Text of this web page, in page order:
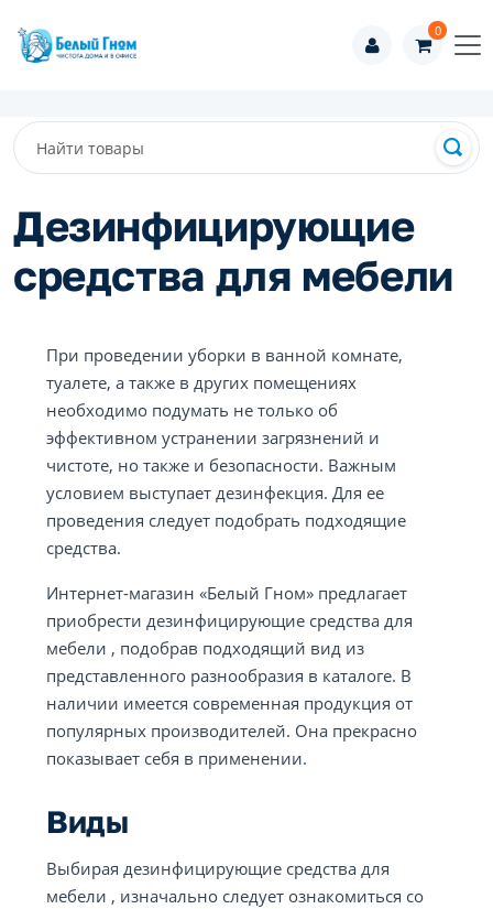
0
Дезинфицирующие
средства для мебели
При проведении уборки в ванной комнате,
туалете, а также в других помещениях
необходимо подумать не только об
эффективном устранении загрязнений и
чистоте, но также и безопасности. Важным
условием выступает дезинфекция. Для ее
проведения следует подобрать подходящие
средства.
Интернет-магазин «Белый Гном» предлагает
приобрести дезинфицирующие средства для
мебели , подобрав подходящий вид из
представленного разнообразия в каталоге. В
наличии имеется современная продукция от
популярных производителей. Она прекрасно
показывает себя в применении.
Виды
Выбирая дезинфицирующие средства для
мебели , изначально следует ознакомиться со